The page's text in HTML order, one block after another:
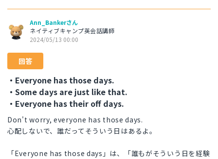
Ann_Bankerさん
ネイティブキャンプ英会話講師
2024/05/13 00:00
回答
・Everyone has those days.
・Some days are just like that.
・Everyone has their off days.
Don't worry, everyone has those days.
心配しないで、誰だってそういう日はあるよ。
「Everyone has those days」は、「誰もがそういう日を経験